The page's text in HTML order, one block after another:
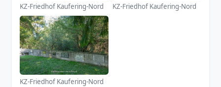
KZ-Friedhof Kaufering-Nord KZ-Friedhof Kaufering-Nord
KZ-Friedhof Kaufering-Nord